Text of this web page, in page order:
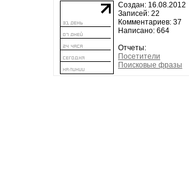
Создан: 16.08.2012
Записей: 22
Комментариев: 37
Написано: 664
Отчеты:
Посетители
Поисковые фразы